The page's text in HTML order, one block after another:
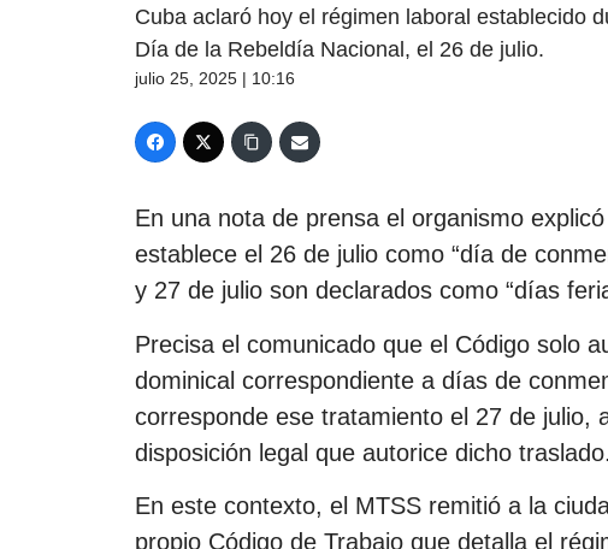
Cuba aclaró hoy el régimen laboral establecido
Día de la Rebeldía Nacional, el 26 de julio.
julio 25, 2025 | 10:16
En una nota de prensa el organismo
establece el 26 de julio como “día de
y 27 de julio son declarados como “días
Precisa el comunicado que el Código solo
dominical correspondiente a días de
corresponde ese tratamiento el 27 de julio,
disposición legal que autorice dicho traslado.
En este contexto, el MTSS remitió a la
propio Código de Trabajo que detalla el